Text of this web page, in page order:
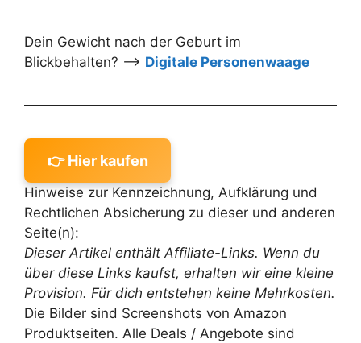
Dein Gewicht nach der Geburt im
Blickbehalten? –> Digitale Personenwaage
👉 Hier kaufen
Hinweise zur Kennzeichnung, Aufklärung und
Rechtlichen Absicherung zu dieser und anderen
Seite(n):
Dieser Artikel enthält Affiliate-Links. Wenn du
über diese Links kaufst, erhalten wir eine kleine
Provision. Für dich entstehen keine Mehrkosten.
Die Bilder sind Screenshots von Amazon
Produktseiten. Alle Deals / Angebote sind